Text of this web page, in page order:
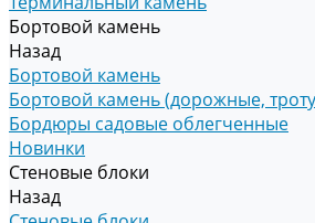
Бортовой камень
Назад
Бортовой камень
Бортовой камень (дорожные,
Бордюры садовые облегченные
Новинки
Стеновые блоки
Назад